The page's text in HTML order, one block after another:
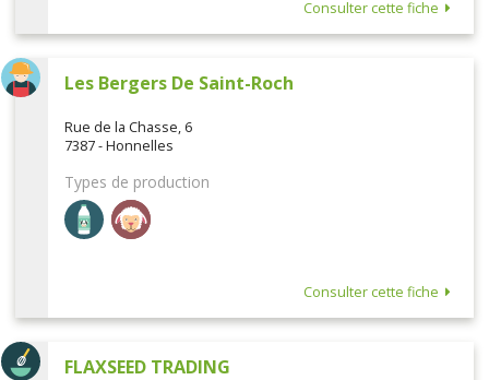
Consulter cette fiche
Les Bergers De Saint-Roch
Rue de la Chasse, 6
7387 - Honnelles
Types de production
Consulter cette fiche
FLAXSEED TRADING